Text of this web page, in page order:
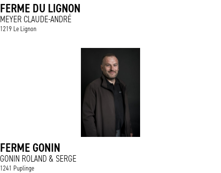
FERME DU LIGNON
MEYER CLAUDE-ANDRÉ
1219 Le Lignon
FERME GONIN
GONIN ROLAND & SERGE
1241 Puplinge